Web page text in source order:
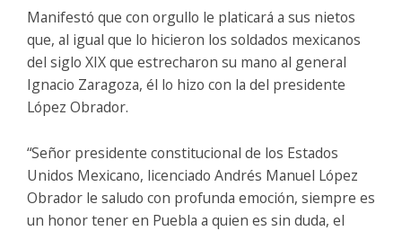
Manifestó que con orgullo le platicará a sus nietos
que, al igual que lo hicieron los soldados mexicanos
del siglo XIX que estrecharon su mano al general
Ignacio Zaragoza, él lo hizo con la del presidente
López Obrador.
“Señor presidente constitucional de los Estados
Unidos Mexicano, licenciado Andrés Manuel López
Obrador le saludo con profunda emoción, siempre es
un honor tener en Puebla a quien es sin duda, el